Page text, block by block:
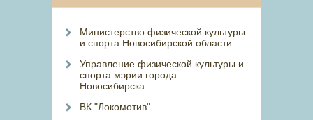
Министерство физической культуры
и спорта Новосибирской области
Управление физической культуры и
спорта мэрии города
Новосибирска
ВК "Локомотив"